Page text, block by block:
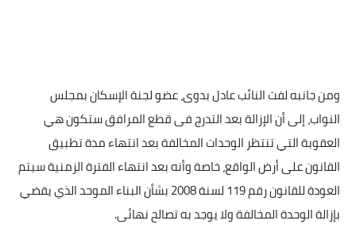
ومن جانبه لفت النائب عادل بدوى، عضو لجنة الإسكان بمجلس
النواب، إلى أن الإزالة بعد التدرج فى قطع المرافق ستكون هي
العقوبة التي تنتظر الوحدات المخالفة بعد انتهاء مدة تطبيق
القانون على أرض الواقع، خاصة وأنه بعد انتهاء الفترة الزمنية سيتم
العودة للقانون رقم 119 لسنة 2008 بشأن البناء الموحد الذي يقضي
بإزالة الوحدة المخالفة ولا يوجد به تصالح نهائى.